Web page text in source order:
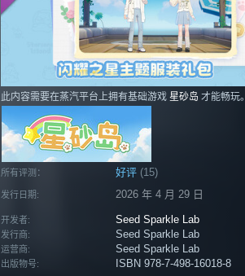
此内容需要在蒸汽平台上拥有基础游戏 星砂岛 才能畅玩。
所有评测： 好评 (15)
发行日期: 2026 年 4 月 29 日
开发者: Seed Sparkle Lab
发行商: Seed Sparkle Lab
运营商: Seed Sparkle Lab
出版物号: ISBN 978-7-498-16018-8